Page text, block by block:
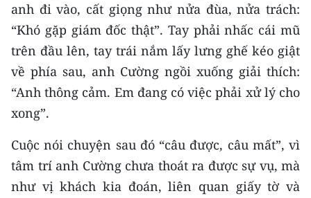
E-Magazine
Video
Media Chính trị
Media Kinh tế
Media Văn hóa
Media Xã hội
anh đi vào, cất giọng như nửa đùa, nửa trách:
“Khó gặp giám đốc thật”. Tay phải nhấc cái mũ
trên đầu lên, tay trái nắm lấy lưng ghế kéo giật
về phía sau, anh Cường ngồi xuống giải thích:
“Anh thông cảm. Em đang có việc phải xử lý cho
xong”.
Cuộc nói chuyện sau đó “câu được, câu mất”, vì
tâm trí anh Cường chưa thoát ra được sự vụ, mà
như vị khách kia đoán, liên quan giấy tờ và